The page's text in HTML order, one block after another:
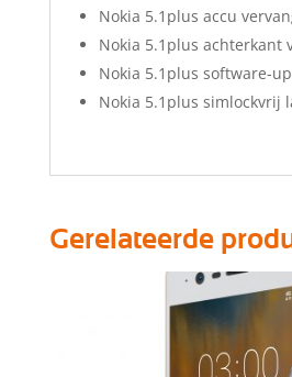
Nokia 5.1plus accu
Nokia 5.1plus achterkant
Nokia 5.1plus software-
Nokia 5.1plus simlockvrij
Gerelateerde